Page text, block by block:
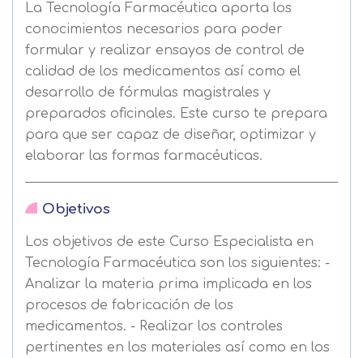
La Tecnología Farmacéutica aporta los
conocimientos necesarios para poder
formular y realizar ensayos de control de
calidad de los medicamentos así como el
desarrollo de fórmulas magistrales y
preparados oficinales. Este curso te prepara
para que ser capaz de diseñar, optimizar y
elaborar las formas farmacéuticas.
Objetivos
Los objetivos de este Curso Especialista en
Tecnología Farmacéutica son los siguientes: -
Analizar la materia prima implicada en los
procesos de fabricación de los
medicamentos. - Realizar los controles
pertinentes en los materiales así como en los